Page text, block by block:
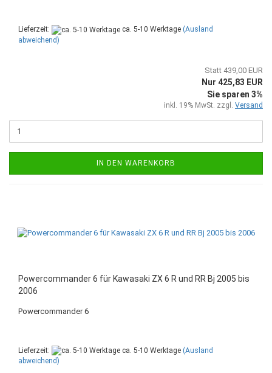
Lieferzeit: ca. 5-10 Werktage (Ausland
abweichend)
Statt 439,00 EUR
Nur 425,83 EUR
Sie sparen 3%
inkl. 19% MwSt. zzgl. Versand
IN DEN WARENKORB
Powercommander 6 für Kawasaki ZX 6 R und RR Bj 2005 bis
2006
Powercommander 6
Lieferzeit: ca. 5-10 Werktage (Ausland
abweichend)